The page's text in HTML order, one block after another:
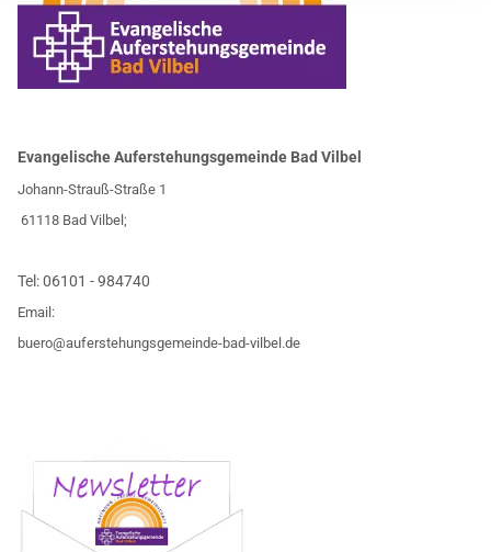
Evangelische Auferstehungsgemeinde Bad Vilbel
Johann-Strauß-Straße 1
61118 Bad Vilbel;
Tel:06101 - 984740
Email:
buero@auferstehungsgemeinde-bad-vilbel.de